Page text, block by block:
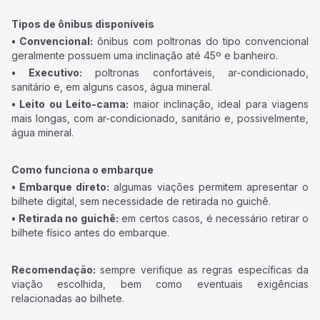
Tipos de ônibus disponíveis
• Convencional: ônibus com poltronas do tipo convencional
geralmente possuem uma inclinação até 45º e banheiro.
• Executivo: poltronas confortáveis, ar-condicionado,
sanitário e, em alguns casos, água mineral.
• Leito ou Leito-cama: maior inclinação, ideal para viagens
mais longas, com ar-condicionado, sanitário e, possivelmente,
água mineral.
Como funciona o embarque
• Embarque direto: algumas viações permitem apresentar o
bilhete digital, sem necessidade de retirada no guichê.
• Retirada no guichê: em certos casos, é necessário retirar o
bilhete físico antes do embarque.
Recomendação: sempre verifique as regras específicas da
viação escolhida, bem como eventuais exigências
relacionadas ao bilhete.